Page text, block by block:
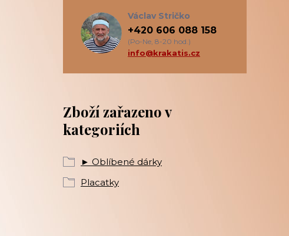
Zboží zařazeno v
kategoriích
► Oblíbené dárky
Placatky
Václav Stričko
+420 606 088 158
(Po-Ne, 8-20 hod.)
info@krakatis.cz